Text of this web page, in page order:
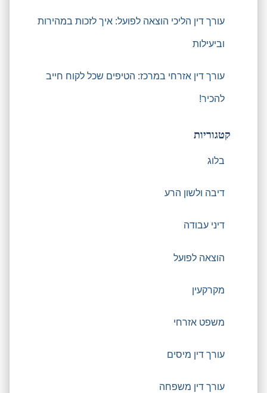
עורך דין הליכי הוצאה לפועל: איך לזכות במהירות
וביעילות
עורך דין אזרחי במרכז: הטיפים שכל לקוח חייב
להכיר!
קטגוריות
בלוג
דיבה ולשון הרע
דיני עבודה
הוצאה לפועל
מקרקעין
משפט אזרחי
עורך דין מיסים
עורך דין משפחה